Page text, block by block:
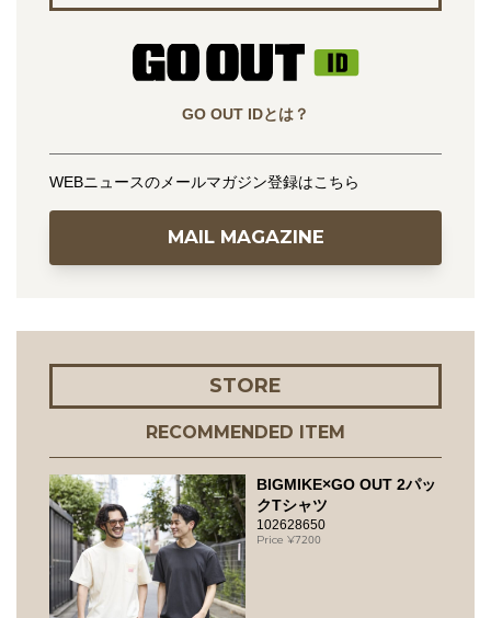
GO OUT IDとは？
WEBニュースのメールマガジン登録はこちら
MAIL MAGAZINE
STORE
RECOMMENDED ITEM
BIGMIKE×GO OUT 2パッ
クTシャツ
102628650
7200